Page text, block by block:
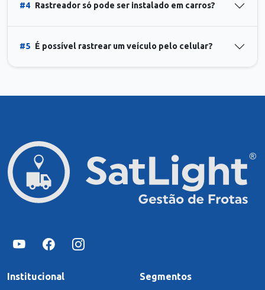
#4 Rastreador só pode ser instalado em carros?
#5 É possível rastrear um veículo pelo celular?
Institucional Segmentos